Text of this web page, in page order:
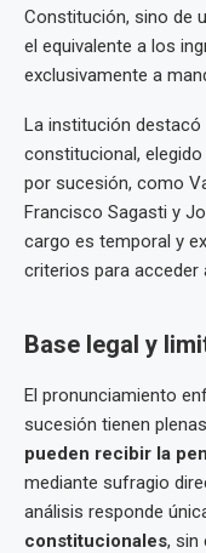
Constitución, sino de
el equivalente a los
exclusivamente a
La institución destacó
constitucional,
por sucesión, como
Francisco Sagasti y
cargo es temporal y
criterios para acceder
Base legal y
El pronunciamiento
sucesión tienen
pueden recibir la
mediante sufragio
análisis responde
constitucionales, sin